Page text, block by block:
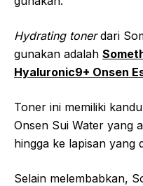
Hydrating tonerdari
gunakan adalah
Hyaluronic9+ Onsen
Toner ini memiliki
Onsen Sui Water yang
hingga ke lapisan yang
Selain melembabkan,